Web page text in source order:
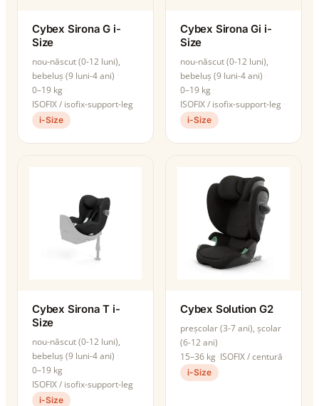
Cybex Sirona G i-
Size
nou-născut (0-12 luni),
bebeluș (9 luni-4 ani)
0–19 kg
ISOFIX / isofix-support-leg
i-Size
Cybex Sirona Gi i-
Size
nou-născut (0-12 luni),
bebeluș (9 luni-4 ani)
0–19 kg
ISOFIX / isofix-support-leg
i-Size
Cybex Sirona T i-
Size
nou-născut (0-12 luni),
bebeluș (9 luni-4 ani)
0–19 kg
ISOFIX / isofix-support-leg
i-Size
Cybex Solution G2
preșcolar (3-7 ani), școlar
(6-12 ani)
15–36 kg ISOFIX / centură
i-Size